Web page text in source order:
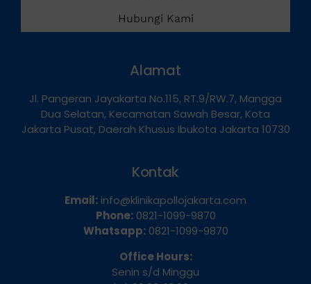
Hubungi Kami
Jl. Pangeran Jayakarta No.115, RT.9/RW.7, Mangga
Dua Selatan, Kecamatan Sawah Besar, Kota
Email:info@klinikapollojakarta.com
Phone:0821-1099-9870
Office Hours: